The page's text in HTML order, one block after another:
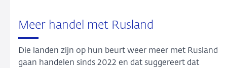
Meer handel met Rusland
Die landen zijn op hun beurt weer meer met Rusland
gaan handelen sinds 2022 en dat suggereert dat